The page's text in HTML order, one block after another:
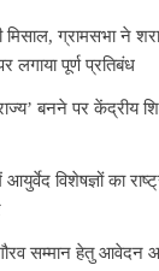
मिसाल, ग्रामसभा ने
लगाया पूर्ण प्रतिबंध
बनने पर केंद्रीय
विशेषज्ञों का
सम्मान हेतु आवेदन